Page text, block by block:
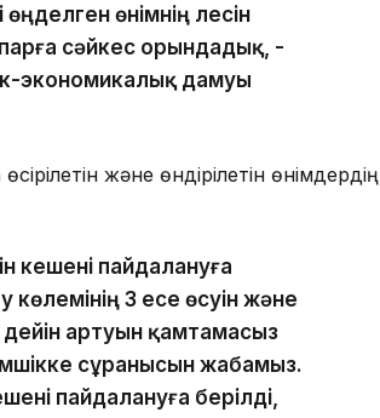
өнімнің үлесін
сәйкес орындадық, -
экономикалық дамуы
және өндірілетін өнімдердің
кешені пайдалануға
көлемінің 3 есе өсуін және
дейін артуын қамтамасыз
сұранысын жабамыз.
пайдалануға берілді,